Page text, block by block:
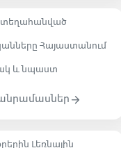
տեղահանված
Հայաստանում
և նպաստ
Լեռնային